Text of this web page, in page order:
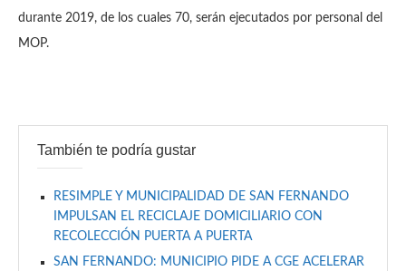
durante 2019, de los cuales 70, serán ejecutados por personal del
MOP.
También te podría gustar
RESIMPLE Y MUNICIPALIDAD DE SAN FERNANDO
IMPULSAN EL RECICLAJE DOMICILIARIO CON
RECOLECCIÓN PUERTA A PUERTA
SAN FERNANDO: MUNICIPIO PIDE A CGE ACELERAR